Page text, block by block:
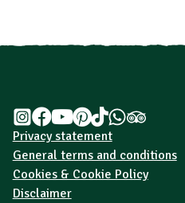
Privacy statement
General terms and conditions
Cookies & Cookie Policy
Disclaimer